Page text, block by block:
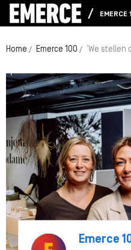
EMERCE
Home Emerce 100 ‘We stellen
Emerce